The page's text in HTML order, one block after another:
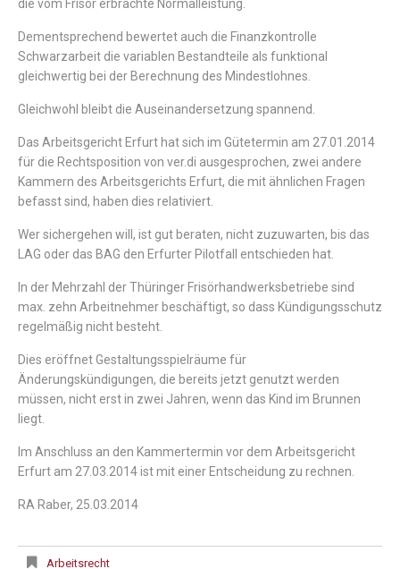
die vom Frisör erbrachte Normalleistung.
Dementsprechend bewertet auch die Finanzkontrolle
Schwarzarbeit die variablen Bestandteile als funktional
gleichwertig bei der Berechnung des Mindestlohnes.
Gleichwohl bleibt die Auseinandersetzung spannend.
Das Arbeitsgericht Erfurt hat sich im Gütetermin am 27.01.2014
für die Rechtsposition von ver.di ausgesprochen, zwei andere
Kammern des Arbeitsgerichts Erfurt, die mit ähnlichen Fragen
befasst sind, haben dies relativiert.
Wer sichergehen will, ist gut beraten, nicht zuzuwarten, bis das
LAG oder das BAG den Erfurter Pilotfall entschieden hat.
In der Mehrzahl der Thüringer Frisörhandwerksbetriebe sind
max. zehn Arbeitnehmer beschäftigt, so dass Kündigungsschutz
regelmäßig nicht besteht.
Dies eröffnet Gestaltungsspielräume für
Änderungskündigungen, die bereits jetzt genutzt werden
müssen, nicht erst in zwei Jahren, wenn das Kind im Brunnen
liegt.
Im Anschluss an den Kammertermin vor dem Arbeitsgericht
Erfurt am 27.03.2014 ist mit einer Entscheidung zu rechnen.
RA Raber, 25.03.2014
Arbeitsrecht